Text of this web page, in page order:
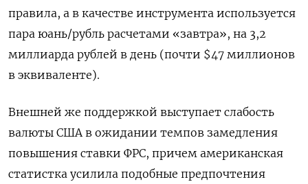
правила, а в качестве инструмента используется
пара юань/рубль расчетами «завтра», на 3,2
миллиарда рублей в день (почти $47 миллионов
в эквиваленте).
Внешней же поддержкой выступает слабость
валюты США в ожидании темпов замедления
повышения ставки ФРС, причем американская
статистка усилила подобные предпочтения